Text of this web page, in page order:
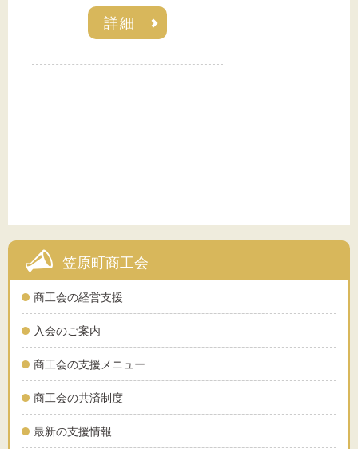
笠原町商工会
商工会の経営支援
入会のご案内
商工会の支援メニュー
商工会の共済制度
最新の支援情報
詳細